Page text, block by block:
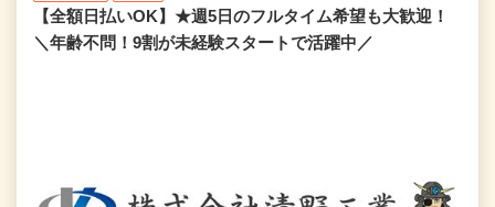
【全額日払いOK】★週5日のフルタイム希望も大歓迎！
＼年齢不問！9割が未経験スタートで活躍中／